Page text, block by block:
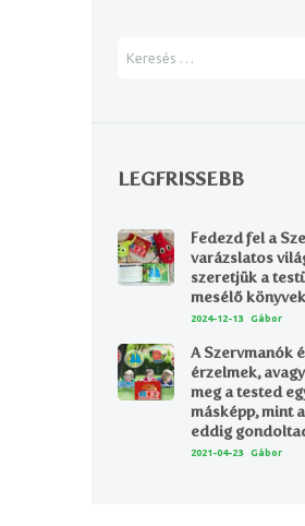
LEGFRISSEBB
Fedezd fel a
varázslatos
szeretjük a
mesélő
2024-12-13 Gábor
A Szervmanók
érzelmek,
meg a tested
másképp, mint
eddig
2021-04-23 Gábor